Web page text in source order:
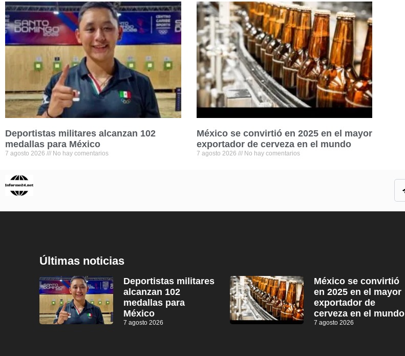
Deportistas militares alcanzan 102
medallas para México
7 agosto 2026 No hay comentarios
México se convirtió en 2025 en el mayor
exportador de cerveza en el mundo
7 agosto 2026 No hay comentarios
Últimas noticias
Deportistas militares
alcanzan 102
medallas para
México
7 agosto 2026
México se convirtió
en 2025 en el mayor
exportador de
cerveza en el mundo
7 agosto 2026